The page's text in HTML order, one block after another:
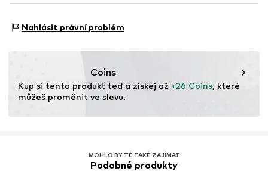
pěstování je založeno na ekologickém zemědělství –
genetické modifikaci, omezuje spotřebu vody a
Více informací
Nahlásit právní problém
Coins
Kup si tento produkt teď a získej až +26 Coins, které
můžeš proměnit ve slevu.
MOHLO BY TĚ TAKÉ ZAJÍMAT
Podobné produkty